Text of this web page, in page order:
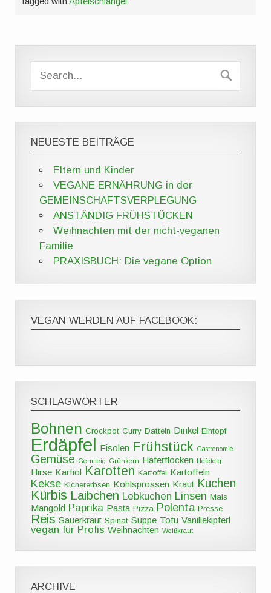
NEUESTE BEITRÄGE
Eltern und Kinder
VEGANE ERNÄHRUNG in der
GEMEINSCHAFTSVERPLEGUNG
ANSTÄNDIG FRÜHSTÜCKEN
Weihnachten mit der nicht-veganen
Familie
PRAXISBUCH: Die vegane Option
VEGAN WERDEN AUF FACEBOOK:
SCHLAGWÖRTER
Bohnen Crockpot Curry Datteln Dinkel Eintopf
Erdäpfel Fisolen Frühstück Gastronomie
Gemüse Germteig Grünkern Haferflocken Hefeteig
Hirse Karfiol Karotten Kartoffel Kartoffeln
Kekse Kichererbsen Kohlsprossen Kraut Kuchen
Kürbis Laibchen Lebkuchen Linsen Mais
Mangold Paprika Pasta Pizza Polenta Presse
Reis Sauerkraut Spinat Suppe Tofu Vanillekipferl
vegan für Profis Weihnachten Weißkraut
ARCHIVE